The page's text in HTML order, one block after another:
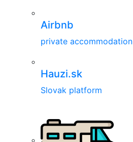
Airbnb
private accommodation
Hauzi.sk
Slovak platform